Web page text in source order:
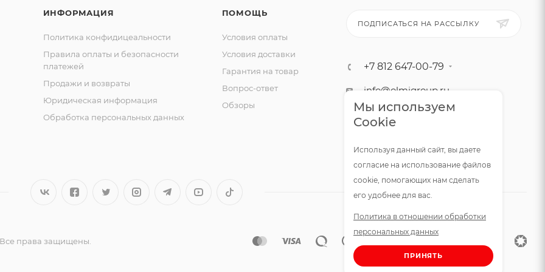
фитнесом, а также экстремальными видами спорта (например,
сроки добиться высоких результатов от регулярных
уровне безопасности. Плотный вспененный материал с
травм во время выполнения упражнения, а также помогает
и неустойчивых напольных покрытиях во избежание
спортивного оборудования собственного
ИНФОРМАЦИЯ
Политика конфидицеальности
Правила оплаты и безопасности
платежей
Продажи и возвраты
Юридическая информация
Обработка персональных данных
ПОМОЩЬ
Условия оплаты
Условия доставки
Гарантия на товар
Вопрос-ответ
Обзоры
ПОДПИСАТЬСЯ НА РАССЫЛКУ
+7 812 647-00-79
info@olmigroup.ru
г. Санкт-Петербург, ул.
Мебельная, 12,1 офис 210
права защищены.
Мы используем
Cookie
Используя данный сайт, вы даете
согласие на использование файлов
cookie, помогающих нам сделать
его удобнее для вас.
Политика в отношении обработки
персональных данных
ПРИНЯТЬ